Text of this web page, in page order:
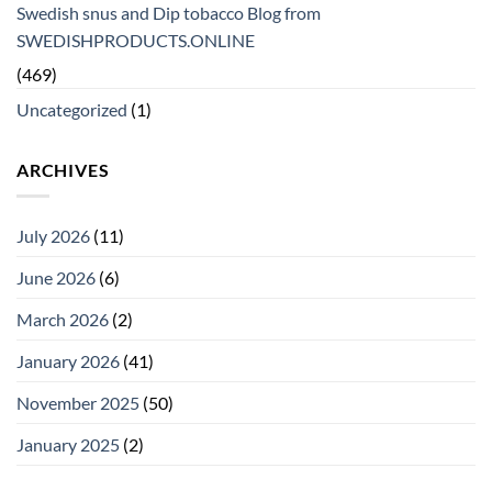
Swedish snus and Dip tobacco Blog from
SWEDISHPRODUCTS.ONLINE
(469)
Uncategorized (1)
ARCHIVES
July 2026 (11)
June 2026 (6)
March 2026 (2)
January 2026 (41)
November 2025 (50)
January 2025 (2)